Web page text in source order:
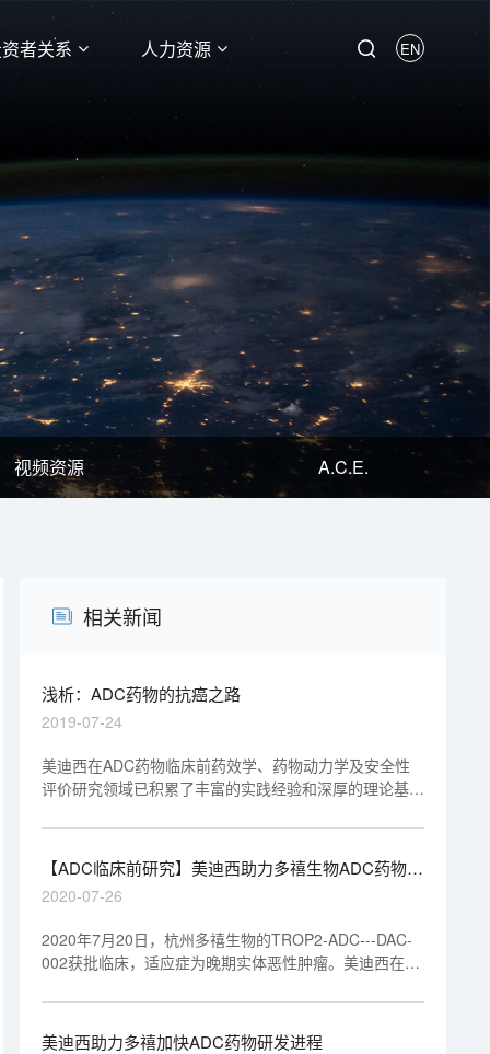
者关系 人力资源 EN
视频资源 A.C.E.
相关新闻
浅析：ADC药物的抗癌之路
2019-07-24
美迪西在ADC药物临床前药效学、药物动力学及安全性
评价研究领域已积累了丰富的实践经验和深厚的理论基
学、药物动力学及安全性评价研究，其中3个ADC药物研
究资料已顺利通过NMPA和FDA审评，另外1个将在2019
年提交NMPA审评。
【ADC临床前研究】美迪西助力多禧生物ADC药物获
批临床
2020-07-26
2020年7月20日，杭州多禧生物的TROP2-ADC---DAC-
002获批临床，适应症为晚期实体恶性肿瘤。美迪西在多
代和毒理学研究，加速了研发进程。
美迪西助力多禧加快ADC药物研发进程